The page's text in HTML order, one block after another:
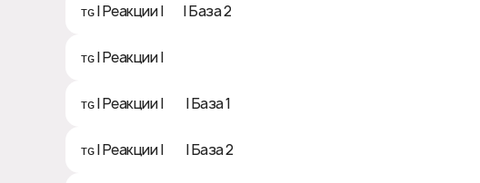
ᴛɢ | Реакции | 👍| База 2
ᴛɢ | Реакции | 👎
ᴛɢ | Реакции | ❤️ | База 1
ᴛɢ | Реакции | ❤️ | База 2